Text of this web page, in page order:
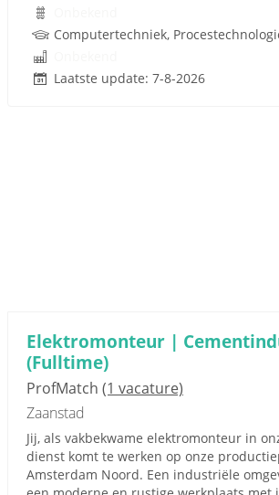
Computertechniek,
Laatste update: 7-8-2026
Elektromonteur |
(Fulltime)
ProfMatch (1 vacature)
Zaanstad
Jij, als vakbekwame elektromonteur in
dienst komt te werken op onze
Amsterdam Noord. Een industriële